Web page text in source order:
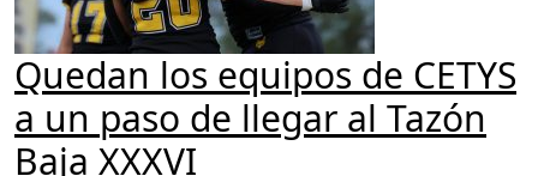
Quedan los equipos de CETYS
a un paso de llegar al Tazón
Baja XXXVI